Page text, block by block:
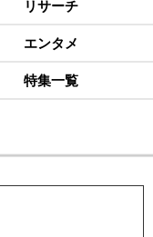
リサーチ
エンタメ
特集一覧